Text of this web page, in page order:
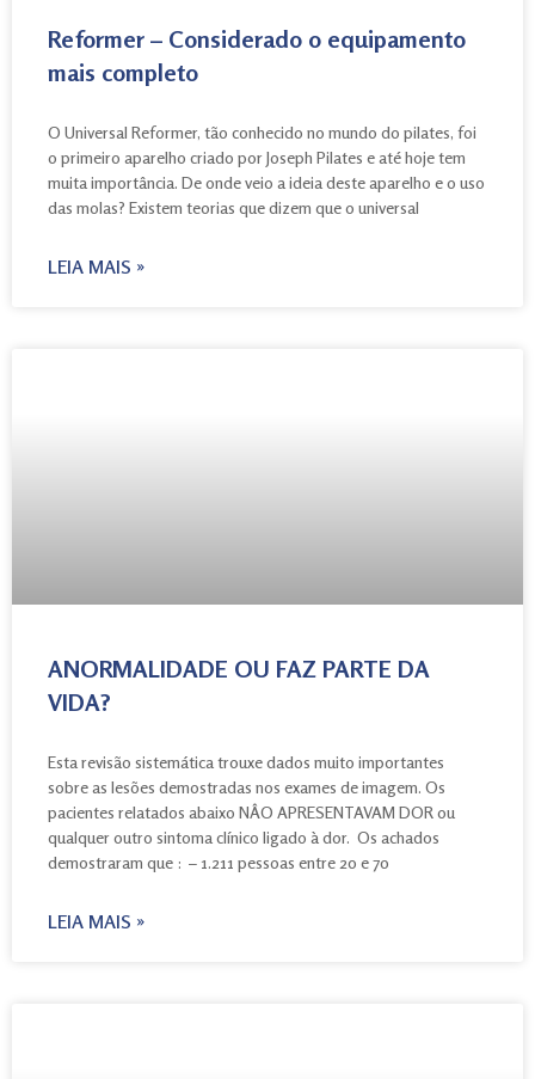
Reformer – Considerado o equipamento
mais completo
O Universal Reformer, tão conhecido no mundo do pilates, foi
o primeiro aparelho criado por Joseph Pilates e até hoje tem
muita importância. De onde veio a ideia deste aparelho e o uso
das molas? Existem teorias que dizem que o universal
LEIA MAIS »
ANORMALIDADE OU FAZ PARTE DA
VIDA?
Esta revisão sistemática trouxe dados muito importantes
sobre as lesões demostradas nos exames de imagem. Os
pacientes relatados abaixo NÂO APRESENTAVAM DOR ou
qualquer outro sintoma clínico ligado à dor. Os achados
demostraram que : – 1.211 pessoas entre 20 e 70
LEIA MAIS »